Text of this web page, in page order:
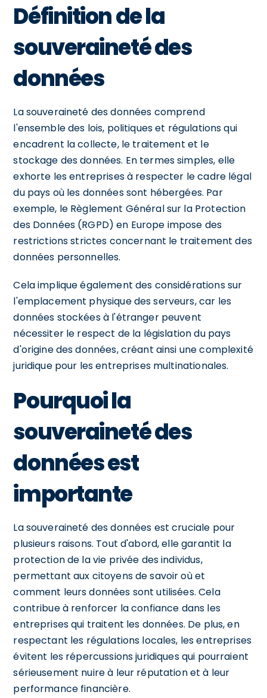
Définition de la
souveraineté des
données
La souveraineté des données comprend
l'ensemble des lois, politiques et régulations qui
encadrent la collecte, le traitement et le
stockage des données. En termes simples, elle
exhorte les entreprises à respecter le cadre légal
du pays où les données sont hébergées. Par
exemple, le Règlement Général sur la Protection
des Données (RGPD) en Europe impose des
restrictions strictes concernant le traitement des
données personnelles.
Cela implique également des considérations sur
l'emplacement physique des serveurs, car les
données stockées à l'étranger peuvent
nécessiter le respect de la législation du pays
d'origine des données, créant ainsi une complexité
juridique pour les entreprises multinationales.
Pourquoi la
souveraineté des
données est
importante
La souveraineté des données est cruciale pour
plusieurs raisons. Tout d'abord, elle garantit la
protection de la vie privée des individus,
permettant aux citoyens de savoir où et
comment leurs données sont utilisées. Cela
contribue à renforcer la confiance dans les
entreprises qui traitent les données. De plus, en
respectant les régulations locales, les entreprises
évitent les répercussions juridiques qui pourraient
sérieusement nuire à leur réputation et à leur
performance financière.